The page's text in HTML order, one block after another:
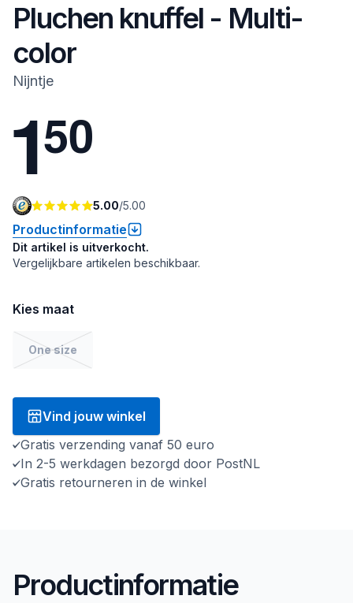
Pluchen knuffel - Multi-
color
Nijntje
150
5.00/5.00
Productinformatie
Dit artikel is uitverkocht.
Vergelijkbare artikelen beschikbaar.
Kies maat
One size
Vind jouw winkel
Gratis verzending vanaf 50 euro
In 2-5 werkdagen bezorgd door PostNL
Gratis retourneren in de winkel
Productinformatie